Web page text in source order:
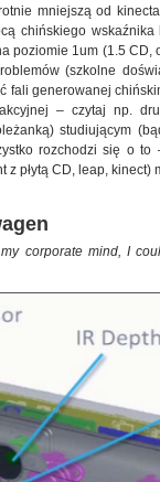
mniejszą od
chińskiego
poziomie 1um (1.5 CD,
(szkolne
fali generowanej
– czytaj np.
studiującym
rozchodzi się o
płytą CD, leap,
corporate mind, I